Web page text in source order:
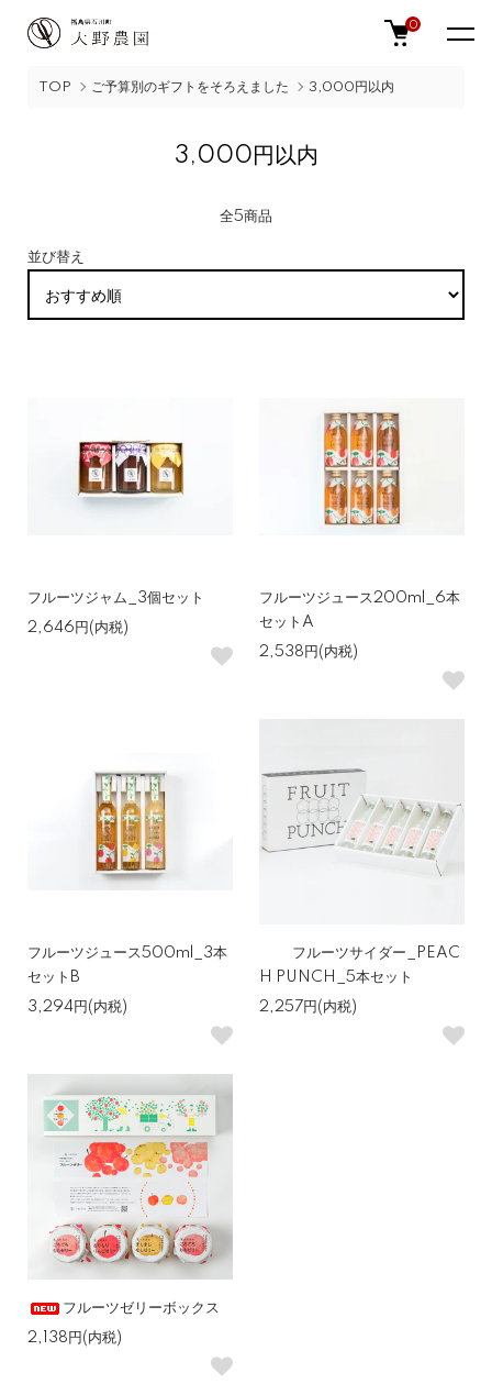
0
TOP ご予算別のギフトをそろえました 3,000円以内
3,000円以内
全5商品
並び替え
フルーツジャム_3個セット
2,646円(内税)
フルーツジュース200ml_6本
セットA
2,538円(内税)
フルーツジュース500ml_3本
セットB
3,294円(内税)
フルーツサイダー_PEAC
H PUNCH_5本セット
2,257円(内税)
フルーツゼリーボックス
2,138円(内税)